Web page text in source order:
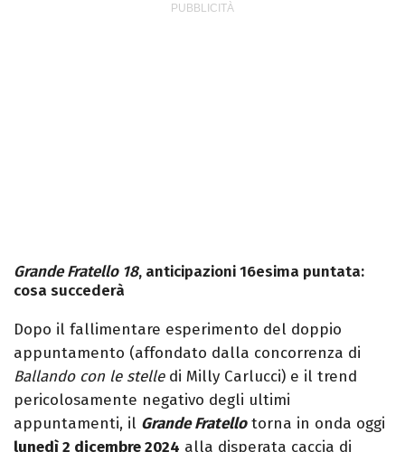
Grande Fratello 18, anticipazioni 16esima puntata:
cosa succederà
Dopo il fallimentare esperimento del doppio
appuntamento (affondato dalla concorrenza di
Ballando con le stelledi Milly Carlucci) e il trend
pericolosamente negativo degli ultimi
appuntamenti, il Grande Fratellotorna in onda oggi
lunedì 2 dicembre 2024 alla disperata caccia di